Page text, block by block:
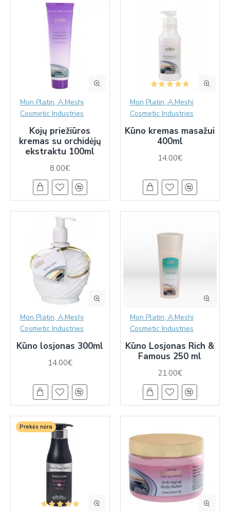
Mon Platin, A.Meshi
Cosmetic Industries
Kojų priežiūros
kremas su orchidėjų
ekstraktu 100ml
8.00€
Mon Platin, A.Meshi
Cosmetic Industries
Kūno kremas masažui
400ml
14.00€
Mon Platin, A.Meshi
Cosmetic Industries
Kūno losjonas 300ml
14.00€
Mon Platin, A.Meshi
Cosmetic Industries
Kūno Losjonas Rich &
Famous 250 ml
21.00€
Prekės nėra